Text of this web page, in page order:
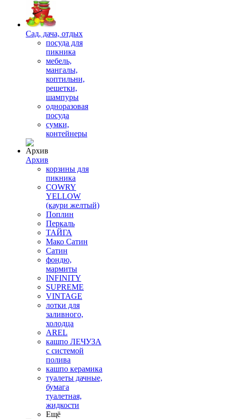
Сад, дача, отдых
посуда для
пикника
мебель,
мангалы,
коптильни,
решетки,
шампуры
одноразовая
посуда
сумки,
контейнеры
Архив
корзины для
пикника
COWRY
YELLOW
(каури желтый)
Поплин
Перкаль
ТАЙГА
Мако Сатин
Сатин
фондю,
мармиты
INFINITY
SUPREME
VINTAGE
лотки для
заливного,
холодца
AREL
кашпо ЛЕЧУЗА
с системой
полива
кашпо керамика
туалеты дачные,
бумага
туалетная,
жидкости
Ещё